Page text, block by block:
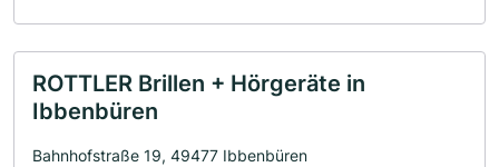
ROTTLER Brillen + Hörgeräte in
Ibbenbüren
Bahnhofstraße 19, 49477 Ibbenbüren